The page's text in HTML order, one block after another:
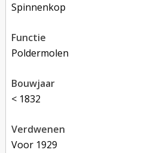
Spinnenkop
functie
poldermolen
bouwjaar
< 1832
verdwenen
voor 1929